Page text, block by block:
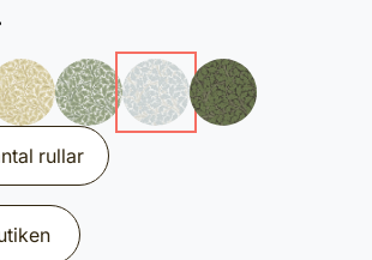
rullar